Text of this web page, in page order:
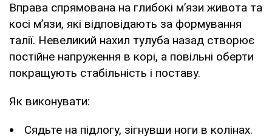
Вправа спрямована на глибокі м’язи живота та
косі м’язи, які відповідають за формування
талії. Невеликий нахил тулуба назад створює
постійне напруження в корі, а повільні оберти
покращують стабільність і поставу.
Як виконувати:
Сядьте на підлогу, зігнувши ноги в колінах.